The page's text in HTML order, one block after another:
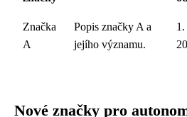
Značka
A
Popis značky A a
jejího významu.
1.
Nové značky pro